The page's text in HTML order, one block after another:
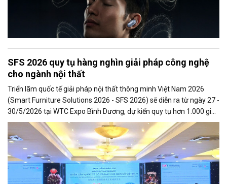
SFS 2026 quy tụ hàng nghìn giải pháp công nghệ
cho ngành nội thất
Triển lãm quốc tế giải pháp nội thất thông minh Việt Nam 2026
(Smart Furniture Solutions 2026 - SFS 2026) sẽ diễn ra từ ngày 27 -
30/5/2026 tại WTC Expo Bình Dương, dự kiến quy tụ hơn 1.000 gian
hàng công nghệ cùng khoảng 10.000 lượt khách tham quan
chuyên ngành trong và ngoài nước.